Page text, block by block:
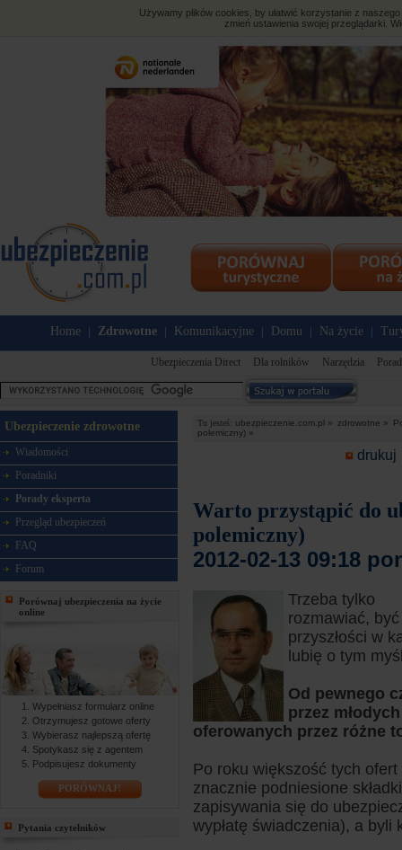
Używamy plików cookies, by ułatwić korzystanie z
zmień ustawienia swojej przeglądarki.
Home Zdrowotne Komunikacyjne Domu Na życie
Ubezpieczenia Direct Dla rolników Narzędzia
Ubezpieczenie zdrowotne
Wiadomości
Poradniki
Porady eksperta
Przegląd ubezpieczeń
FAQ
Forum
Porównaj ubezpieczenia na życie
online
Wypełniasz formularz online
Otrzymujesz gotowe oferty
Wybierasz najlepszą ofertę
Spotykasz się z agentem
Podpisujesz dokumenty
PORÓWNAJ!
Pytania czytelników
Tu jesteś: ubezpieczenie.com.pl » zdrowotne »
polemiczny) »
drukuj
Warto przystąpić do
polemiczny)
2012-02-13 09:18
Trzeba tylko
rozmawiać,
przyszłości w
lubię o tym
Od pewnego
przez
oferowanych przez różne
Po roku większość tych ofert
znacznie podniesione
zapisywania się do
wypłatę świadczenia), a